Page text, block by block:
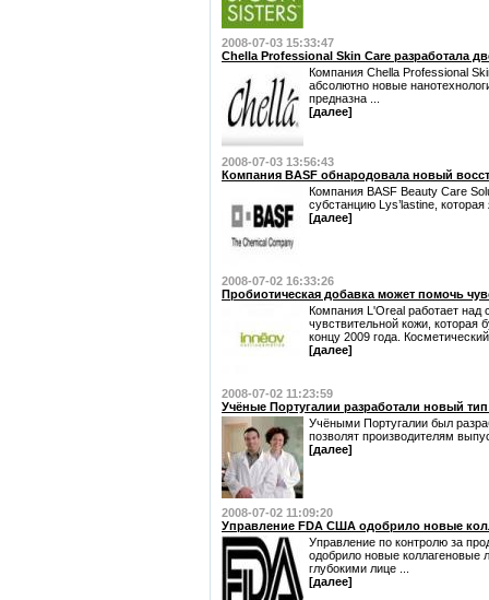
2008-07-03 15:33:47
Chella Professional Skin Care разработала
Компания Chella Professional
абсолютно новые
предназна ...
[далее]
2008-07-03 13:56:43
Компания BASF обнародовала новый
Компания BASF Beauty Care
субстанцию Lys’lastine, которая
[далее]
2008-07-02 16:33:26
Пробиотическая добавка может помочь
Компания L'Oreal работает над
чувствительной кожи, которая
концу 2009 года.
[далее]
2008-07-02 11:23:59
Учёные Португалии разработали новый
Учёными Португалии был
позволят производителям
[далее]
2008-07-02 11:09:20
Управление FDA США одобрилo новые
Управление по контролю за
одобрило новые коллагеновые
глубокими лице ...
[далее]